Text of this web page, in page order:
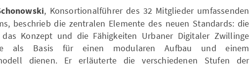
, Konsortionalführer des 32 Mitglieder umfassenden
beschrieb die zentralen Elemente des neuen Standards: die
das Konzept und die Fähigkeiten Urbaner Digitaler Zwillinge
als Basis für einen modularen Aufbau und einem
dienen. Er erläuterte die verschiedenen Stufen der